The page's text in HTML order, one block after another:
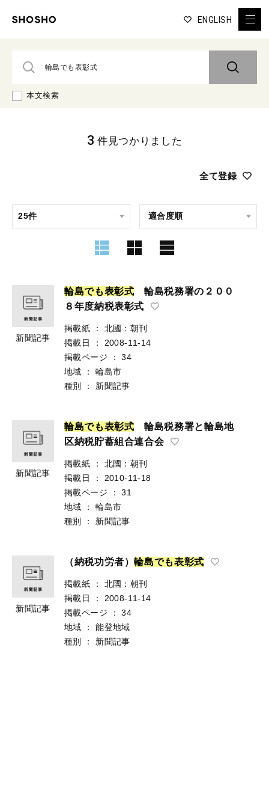
ENGLISH
本文検索
全て登録
3 件見つかりました
新聞記事
輪島でも表彰式 輪島税務署の２００
８年度納税表彰式
掲載紙 ：
北國：朝刊
掲載日
：
2008-11-14
掲載ページ
：
34
地域
：
輪島市
種別
： 新聞記事
新聞記事
輪島でも表彰式 輪島税務署と輪島地
区納税貯蓄組合連合会
掲載紙 ：
北國：朝刊
掲載日
：
2010-11-18
掲載ページ
：
31
地域
：
輪島市
種別
： 新聞記事
新聞記事
（納税功労者）輪島でも表彰式
掲載紙 ：
北國：朝刊
掲載日
：
2008-11-14
掲載ページ
：
34
地域
：
能登地域
種別
： 新聞記事